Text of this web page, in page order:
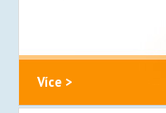
Více >